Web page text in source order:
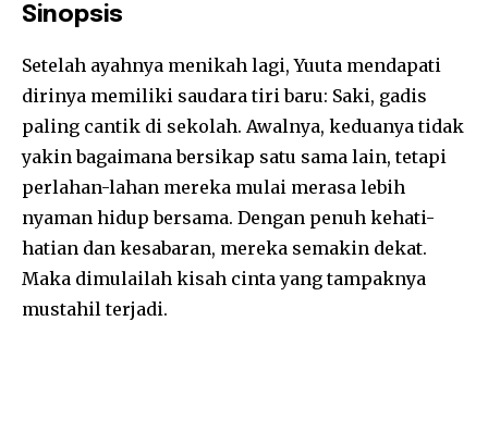
Sinopsis
Setelah ayahnya menikah lagi, Yuuta mendapati
dirinya memiliki saudara tiri baru: Saki, gadis
paling cantik di sekolah. Awalnya, keduanya tidak
yakin bagaimana bersikap satu sama lain, tetapi
perlahan-lahan mereka mulai merasa lebih
nyaman hidup bersama. Dengan penuh kehati-
hatian dan kesabaran, mereka semakin dekat.
Maka dimulailah kisah cinta yang tampaknya
mustahil terjadi.